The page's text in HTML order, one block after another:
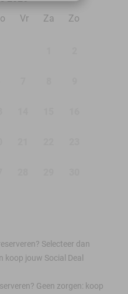
Vr Za Zo
Selecteer dan
koop jouw Social Deal
Geen zorgen: koop